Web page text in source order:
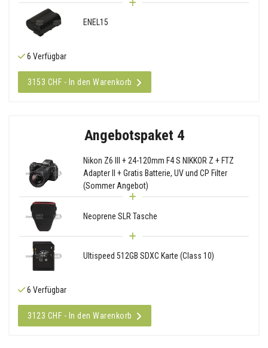
ENEL15
6 Verfügbar
3153 CHF - In den Warenkorb
Angebotspaket 4
Nikon Z6 III + 24-120mm F4 S NIKKOR Z + FTZ
Adapter II + Gratis Batterie, UV und CP Filter
(Sommer Angebot)
Neoprene SLR Tasche
Ultispeed 512GB SDXC Karte (Class 10)
6 Verfügbar
3123 CHF - In den Warenkorb